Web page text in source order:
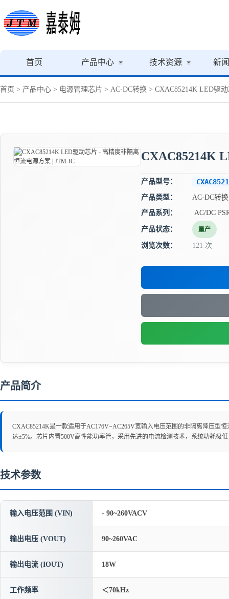
首页 产品中心 技术资源 新
首页 > 产品中心 > 电源管理芯片 > AC-DC转换 > CXAC85214K LED驱
CXAC85214K
产品型号：
产品类型：
AC-DC转换
产品系列：
AC/DC
产品状态： 量产
浏览次数： 121 次
产品简介
CXAC85214K是一款适用于AC176V~AC265V宽输入电压范围的非隔离降压型
达±5%。芯片内置500V高性能功率管，采用先进的电流检测技术，系统功耗极
技术参数
输入电压范围 (VIN) - 90~260VACV
输出电压 (VOUT) 90~260VAC
输出电流 (IOUT) 18W
工作频率 ＜70kHz